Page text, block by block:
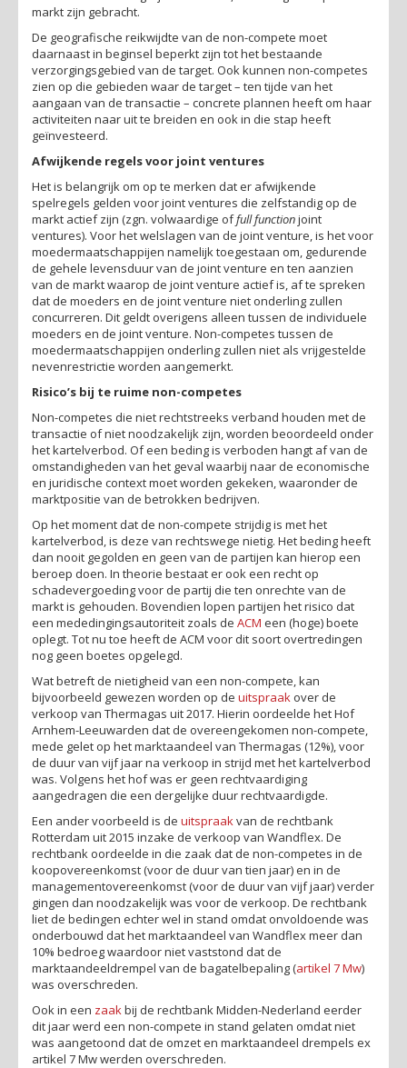
markt zijn gebracht.
De geografische reikwijdte van de non-compete moet
daarnaast in beginsel beperkt zijn tot het bestaande
verzorgingsgebied van de target. Ook kunnen non-competes
zien op die gebieden waar de target – ten tijde van het
aangaan van de transactie – concrete plannen heeft om haar
activiteiten naar uit te breiden en ook in die stap heeft
geïnvesteerd.
Afwijkende regels voor joint ventures
Het is belangrijk om op te merken dat er afwijkende
spelregels gelden voor joint ventures die zelfstandig op de
markt actief zijn (zgn. volwaardige offull functionjoint
ventures). Voor het welslagen van de joint venture, is het voor
moedermaatschappijen namelijk toegestaan om, gedurende
de gehele levensduur van de joint venture en ten aanzien
van de markt waarop de joint venture actief is, af te spreken
dat de moeders en de joint venture niet onderling zullen
concurreren. Dit geldt overigens alleen tussen de individuele
moeders en de joint venture. Non-competes tussen de
moedermaatschappijen onderling zullen niet als vrijgestelde
nevenrestrictie worden aangemerkt.
Risico’s bij te ruime non-competes
Non-competes die niet rechtstreeks verband houden met de
transactie of niet noodzakelijk zijn, worden beoordeeld onder
het kartelverbod. Of een beding is verboden hangt af van de
omstandigheden van het geval waarbij naar de economische
en juridische context moet worden gekeken, waaronder de
marktpositie van de betrokken bedrijven.
Op het moment dat de non-compete strijdig is met het
kartelverbod, is deze van rechtswege nietig. Het beding heeft
dan nooit gegolden en geen van de partijen kan hierop een
beroep doen. In theorie bestaat er ook een recht op
schadevergoeding voor de partij die ten onrechte van de
markt is gehouden. Bovendien lopen partijen het risico dat
een mededingingsautoriteit zoals de ACM een (hoge) boete
oplegt. Tot nu toe heeft de ACM voor dit soort overtredingen
nog geen boetes opgelegd.
Wat betreft de nietigheid van een non-compete, kan
bijvoorbeeld gewezen worden op de uitspraak over de
verkoop van Thermagas uit 2017. Hierin oordeelde het Hof
Arnhem-Leeuwarden dat de overeengekomen non-compete,
mede gelet op het marktaandeel van Thermagas (12%), voor
de duur van vijf jaar na verkoop in strijd met het kartelverbod
was. Volgens het hof was er geen rechtvaardiging
aangedragen die een dergelijke duur rechtvaardigde.
Een ander voorbeeld is de uitspraak van de rechtbank
Rotterdam uit 2015 inzake de verkoop van Wandflex. De
rechtbank oordeelde in die zaak dat de non-competes in de
koopovereenkomst (voor de duur van tien jaar) en in de
managementovereenkomst (voor de duur van vijf jaar) verder
gingen dan noodzakelijk was voor de verkoop. De rechtbank
liet de bedingen echter wel in stand omdat onvoldoende was
onderbouwd dat het marktaandeel van Wandflex meer dan
10% bedroeg waardoor niet vaststond dat de
marktaandeeldrempel van de bagatelbepaling (artikel 7 Mw)
was overschreden.
Ook in een zaak bij de rechtbank Midden-Nederland eerder
dit jaar werd een non-compete in stand gelaten omdat niet
was aangetoond dat de omzet en marktaandeel drempels ex
artikel 7 Mw werden overschreden.